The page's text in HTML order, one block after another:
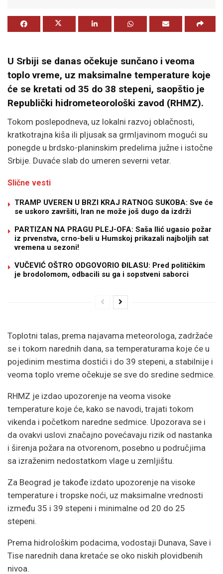
U Srbiji se danas očekuje sunčano i veoma
toplo vreme, uz maksimalne temperature koje
će se kretati od 35 do 38 stepeni, saopštio je
Republički hidrometeorološki zavod (RHMZ).
Tokom poslepodneva, uz lokalni razvoj oblačnosti,
kratkotrajna kiša ili pljusak sa grmljavinom mogući su
ponegde u brdsko-planinskim predelima južne i istočne
Srbije. Duvaće slab do umeren severni vetar.
Slične vesti
TRAMP UVEREN U BRZI KRAJ RATNOG SUKOBA: Sve će
se uskoro završiti, Iran ne može još dugo da izdrži
PARTIZAN NA PRAGU PLEJ-OFA: Saša Ilić ugasio požar
iz prvenstva, crno-beli u Humskoj prikazali najboljih sat
vremena u sezoni!
VUČEVIĆ OŠTRO ODGOVORIO ĐILASU: Pred političkim
je brodolomom, odbacili su ga i sopstveni saborci
Toplotni talas, prema najavama meteorologa, zadržaće
se i tokom narednih dana, sa temperaturama koje će u
pojedinim mestima dostići i do 39 stepeni, a stabilnije i
veoma toplo vreme očekuje se sve do sredine sedmice.
RHMZ je izdao upozorenje na veoma visoke
temperature koje će, kako se navodi, trajati tokom
vikenda i početkom naredne sedmice. Upozorava se i
da ovakvi uslovi značajno povećavaju rizik od nastanka
i širenja požara na otvorenom, posebno u područjima
sa izraženim nedostatkom vlage u zemljištu.
Za Beograd je takođe izdato upozorenje na visoke
temperature i tropske noći, uz maksimalne vrednosti
između 35 i 39 stepeni i minimalne od 20 do 25
stepeni.
Prema hidrološkim podacima, vodostaji Dunava, Save i
Tise narednih dana kretaće se oko niskih plovidbenih
nivoa.